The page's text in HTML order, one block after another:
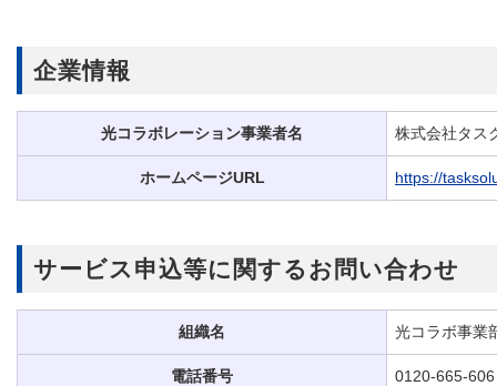
企業情報
光コラボレーション事業者名 株式会社タス
ホームページURL https://
サービス申込等に関するお問い合わせ
組織名 光コラボ事業
電話番号 0120-665-606